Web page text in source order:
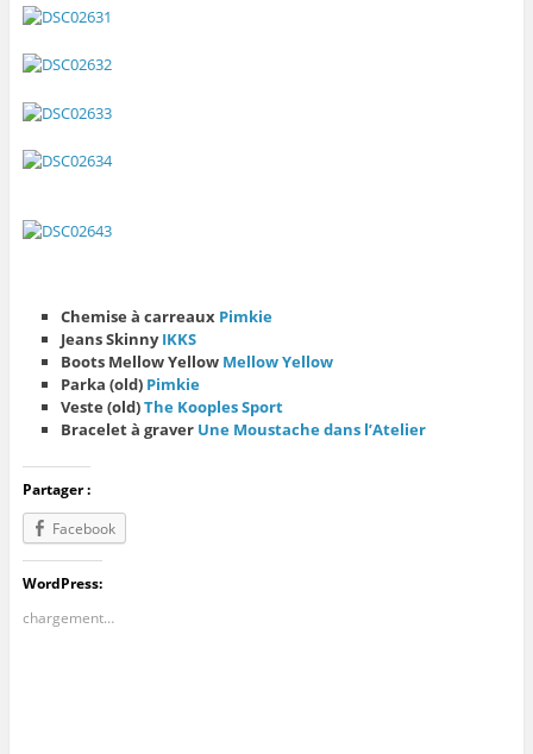
Chemise à carreaux Pimkie
Jeans SkinnyIKKS
Boots Mellow Yellow Mellow Yellow
Parka (old) Pimkie
Veste (old)The Kooples Sport
Bracelet à graver Une Moustache dans l’Atelier
Partager :
Facebook
WordPress:
chargement…